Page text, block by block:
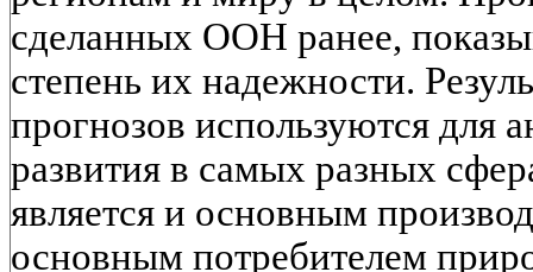
сделанных ООН ранее,
степень их надежности.
прогнозов используются для
развития в самых разных
является и основным
основным потребителем